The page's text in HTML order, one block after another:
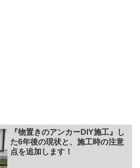
『物置きのアンカーDIY施工』し
た6年後の現状と、施工時の注意
点を追加します！